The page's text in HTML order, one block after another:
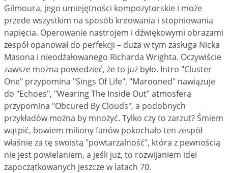
Gilmoura, jego umiejętności kompozytorskie i może
przede wszystkim na sposób kreowania i stopniowania
napięcia. Operowanie nastrojem i dźwiękowymi obrazami
zespół opanował do perfekcji – duża w tym zasługa Nicka
Masona i nieodżałowanego Richarda Wrighta. Oczywiście
zawsze można powiedzieć, że to już było. Intro "Cluster
One" przypomina "Sings Of Life", "Marooned" nawiązuje
do "Echoes", "Wearing The Inside Out" atmosferą
przypomina "Obcured By Clouds", a podobnych
przykładów można by mnożyć. Tylko czy to zarzut? Śmiem
wątpić, bowiem miliony fanów pokochało ten zespół
właśnie za tę swoistą "powtarzalność", która z pewnością
nie jest powielaniem, a jeśli już, to rozwijaniem idei
zapoczątkowanych jeszcze w latach 70.